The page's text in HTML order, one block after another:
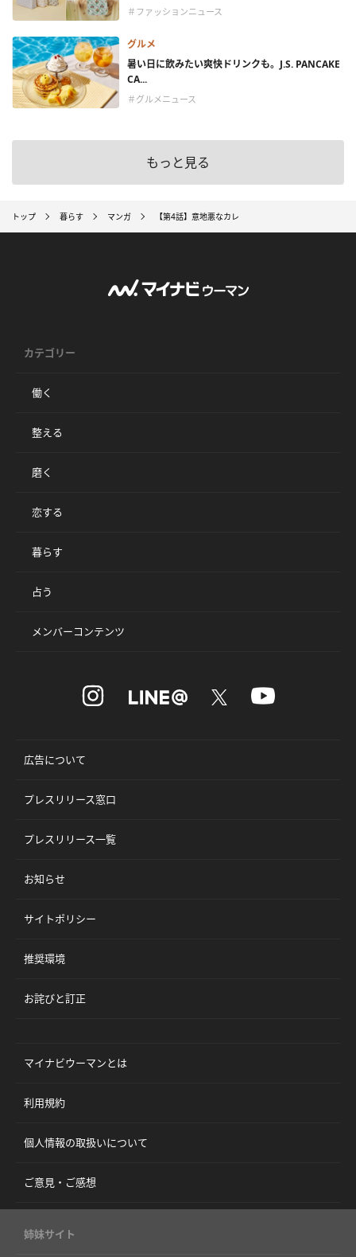
＃ファッションニュース
グルメ
暑い日に飲みたい爽快ドリンクも。J.S. PANCAKE
CA...
＃グルメニュース
もっと見る
トップ 暮らす マンガ 【第4話】意地悪なカレ
カテゴリー
働く
整える
磨く
恋する
暮らす
占う
メンバーコンテンツ
広告について
プレスリリース窓口
プレスリリース一覧
お知らせ
サイトポリシー
推奨環境
お詫びと訂正
マイナビウーマンとは
利用規約
個人情報の取扱いについて
ご意見・ご感想
姉妹サイト